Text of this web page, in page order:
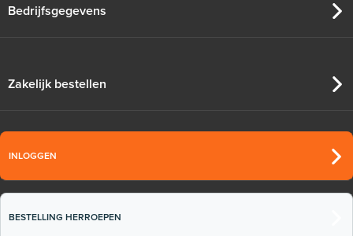
Bedrijfsgegevens
Zakelijk bestellen
INLOGGEN
BESTELLING HERROEPEN